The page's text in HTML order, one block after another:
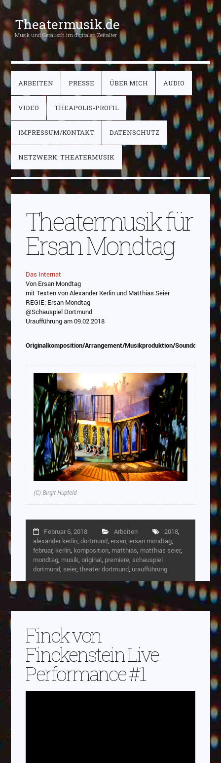
Theatermusik.de
Musik und Geräusch im digitalen Zeitalter
ARBEITEN PRESSE ÜBER MICH AUDIO
VIDEO THEAPOLIS-PROFIL
IMPRESSUM/KONTAKT DATENSCHUTZ
NETZWERK: THEATERMUSIK
Theatermusik für
Ersan Mondtag
Abspielen
Das Video wird von Youtube eingebettet
abespielt. Es gilt dieDatenschutzerklärung von
Das Internat
Von Ersan Mondtag
mit Texten von Alexander Kerlin und Matthias Seier
REGIE: Ersan Mondtag
@Schauspiel Dortmund
Uraufführung am 09.02.2018
Originalkomposition/Arrangement/Musikproduktion/Sounddesign/
(C) Birgit Hupfeld
Februar 6, 2018 Arbeiten 2018,
alexander kerlin,dortmund,ersan,ersan mondtag,
februar, kerlin, komposition, matthias, matthias seier,
mondtag, musik,original, premiere, schauspiel
dortmund, seier,theater dortmund, uraufführung
Finck von
Finckenstein Live
Performance #1